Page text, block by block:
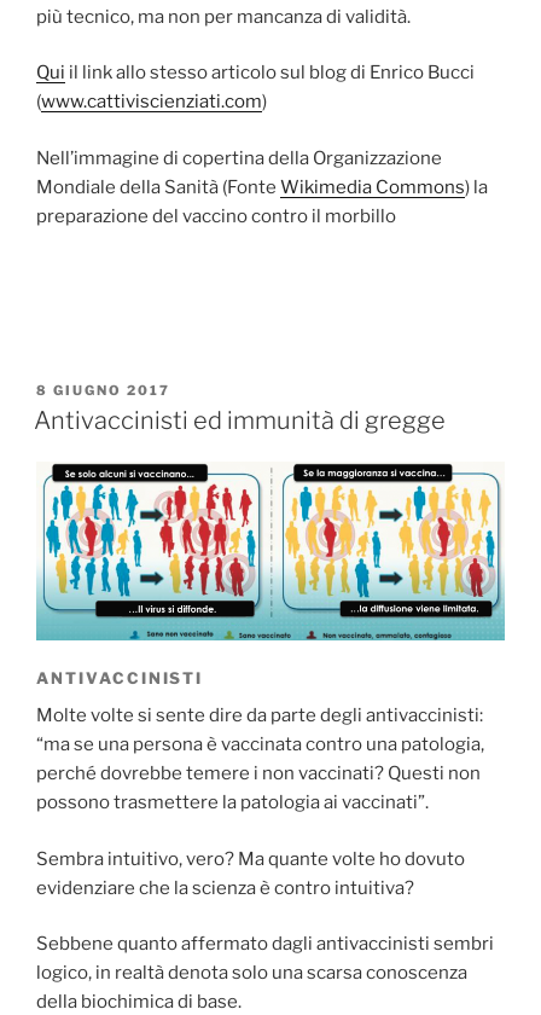
più tecnico, ma non per mancanza di validità.
Qui il link allo stesso articolo sul blog di Enrico Bucci
(www.cattiviscienziati.com)
Nell’immagine di copertina della Organizzazione
Mondiale della Sanità (Fonte Wikimedia Commons) la
preparazione del vaccino contro il morbillo
PUBBLICATO
IL
8 GIUGNO 2017
Antivaccinisti ed immunità di gregge
ANTIVACCINISTI
Molte volte si sente dire da parte degli antivaccinisti:
“ma se una persona è vaccinata contro una patologia,
perché dovrebbe temere i non vaccinati? Questi non
possono trasmettere la patologia ai vaccinati”.
Sembra intuitivo, vero? Ma quante volte ho dovuto
evidenziare che la scienza è contro intuitiva?
Sebbene quanto affermato dagli antivaccinisti sembri
logico, in realtà denota solo una scarsa conoscenza
della biochimica di base.